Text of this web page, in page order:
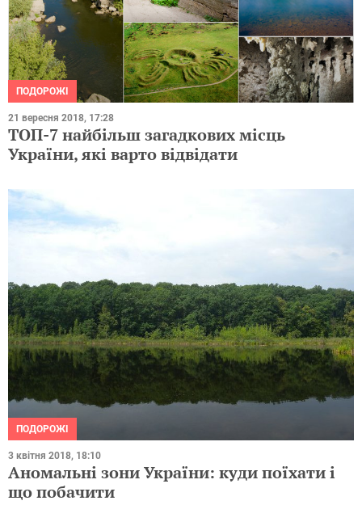
ПОДОРОЖІ
21 вересня 2018, 17:28
ТОП-7 найбільш загадкових місць
України, які варто відвідати
ПОДОРОЖІ
3 квітня 2018, 18:10
Аномальні зони України: куди поїхати і
що побачити